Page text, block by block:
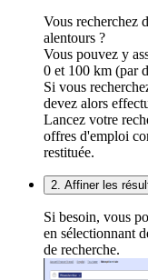
Vous recherchez
alentours ?
Vous pouvez y
0 et 100 km (par
Si vous
devez alors
Lancez votre
offres d'emploi
restituée.
2. Affiner les
Si besoin, vous
en sélectionnant
de recherche.